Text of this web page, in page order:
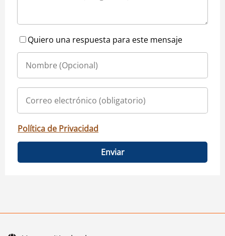
Quiero una respuesta para este mensaje
Política de Privacidad
Enviar